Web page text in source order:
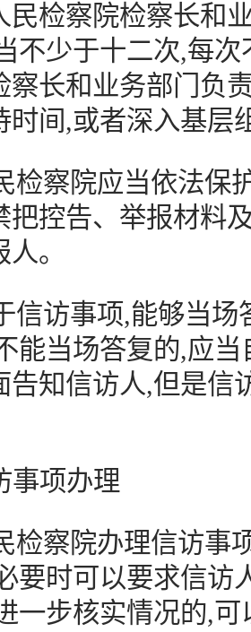
民检察院检察长和
不少于十二次,每
察长和业务部门负
时间,或者深入基层
察院应当依法保
把控告、举报材料
。
访事项,能够当场
能当场答复的,应
告知信访人,但是信
项办理
察院办理信访事
要时可以要求信访
一步核实情况的,